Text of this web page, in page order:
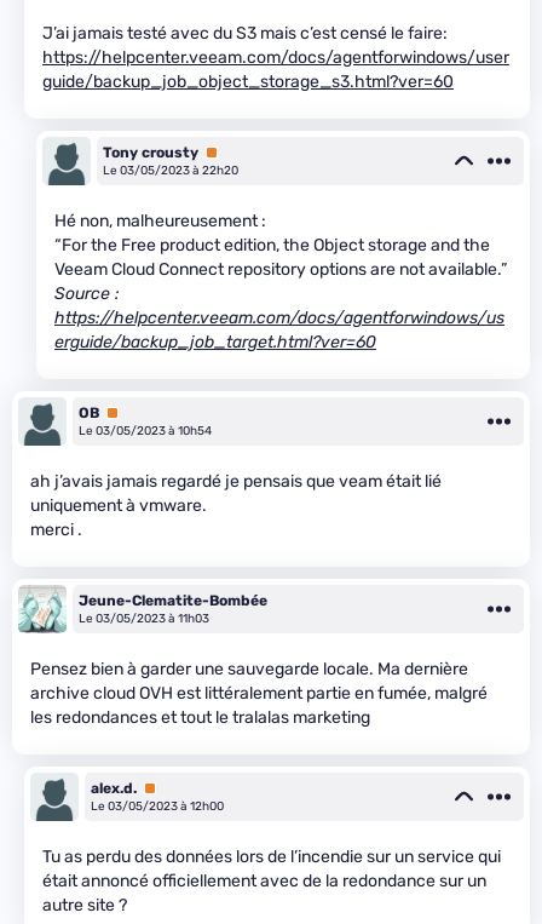
J’ai jamais testé avec du S3 mais c’est censé le faire:
https://helpcenter.veeam.com/docs/agentforwindows/user
guide/backup_job_object_storage_s3.html?ver=60
Tony crousty Premium
Le 03/05/2023 à 22h20
Hé non, malheureusement :
“For the Free product edition, the Object storage and the
Veeam Cloud Connect repository options are not available.”
Source :
https://helpcenter.veeam.com/docs/agentforwindows/us
erguide/backup_job_target.html?ver=60
OB Premium
Le 03/05/2023 à 10h54
ah j’avais jamais regardé je pensais que veam était lié
uniquement à vmware.
merci .
Jeune-Clematite-Bombée
Le 03/05/2023 à 11h03
Pensez bien à garder une sauvegarde locale. Ma dernière
archive cloud OVH est littéralement partie en fumée, malgré
les redondances et tout le tralalas marketing
alex.d. Premium
Le 03/05/2023 à 12h00
Tu as perdu des données lors de l’incendie sur un service qui
était annoncé officiellement avec de la redondance sur un
autre site ?